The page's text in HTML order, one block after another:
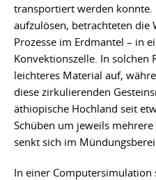
transportiert werden konnte.
aufzulösen, betrachteten die
Prozesse im Erdmantel – in
Konvektionszelle. In solchen
leichteres Material auf,
diese zirkulierenden
äthiopische Hochland seit
Schüben um jeweils
senkt sich im
In einer Computersimulation